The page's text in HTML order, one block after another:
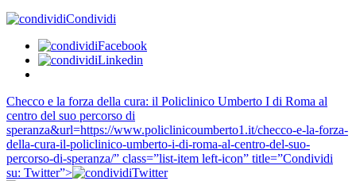
Condividi
Facebook
Linkedin
Checco e la forza della cura: il Policlinico Umberto I di Roma al
centro del suo percorso di
speranza&url=https://www.policlinicoumberto1.it/checco-e-la-forza-
della-cura-il-policlinico-umberto-i-di-roma-al-centro-del-suo-
percorso-di-speranza/” class=”list-item left-icon” title=”Condividi
su: Twitter”>
Twitter